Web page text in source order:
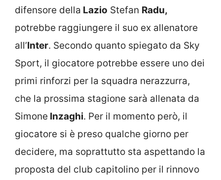
difensore della Lazio Stefan Radu,
potrebbe raggiungere il suo ex allenatore
all’Inter. Secondo quanto spiegato da Sky
Sport, il giocatore potrebbe essere uno dei
primi rinforzi per la squadra nerazzurra,
che la prossima stagione sarà allenata da
Simone Inzaghi. Per il momento però, il
giocatore si è preso qualche giorno per
decidere, ma soprattutto sta aspettando la
proposta del club capitolino per il rinnovo